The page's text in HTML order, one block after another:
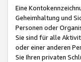
Eine
Geheimhaltung und
Personen oder
Sie sind für alle
oder einer anderen
Sie Ihren privaten